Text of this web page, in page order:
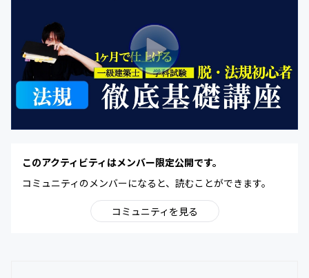
このアクティビティはメンバー限定公開です。
コミュニティのメンバーになると、読むことができます。
コミュニティを見る